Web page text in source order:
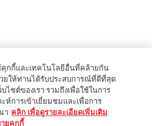
วงบางจาก
Rights Reserved. Website By
คุกกี้และเทคโนโลยีอื่นที่คล้ายกัน
ยให้ท่านได้รับประสบการณ์ที่ดีที่สุด
บไซต์ของเรา รวมถึงเพื่อใช้ในการ
ะห์การเข้าเยี่ยมชมและเพื่อการ
า คลิก เพื่อดูรายละเอียดเพิ่มเติม
ยคุกกี้